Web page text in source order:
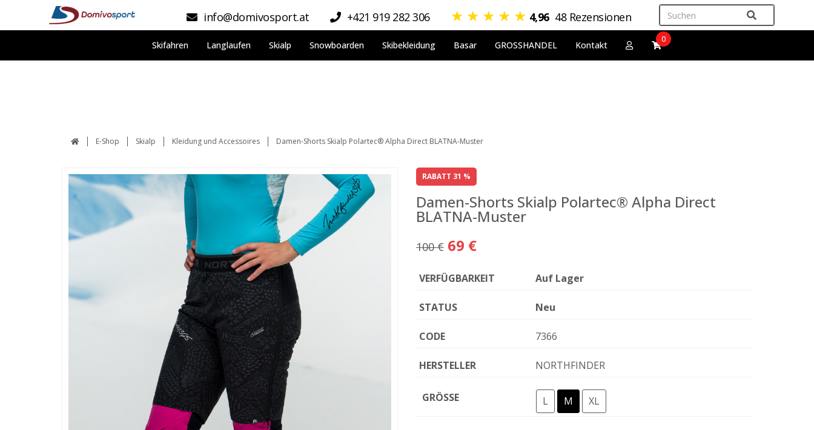
info@domivosport.at +421 919 282 306 ★ ★ ★ ★ ★ 4,96 48 Rezensionen
Skifahren Langlaufen Skialp Snowboarden Skibekleidung Basar GROSSHANDEL Kontakt
0
E-Shop Skialp Kleidung und Accessoires Damen-Shorts Skialp Polartec® Alpha Direct BLATNA-Muster
RABATT 31 %
Damen-Shorts Skialp Polartec® Alpha Direct
BLATNA-Muster
100 € 69 €
VERFÜGBARKEIT Auf Lager
STATUS Neu
CODE 7366
HERSTELLER NORTHFINDER
GRÖSSE L M XL